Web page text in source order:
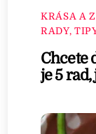
KRÁSA A
RADY,
Chcete
je 5 rad,